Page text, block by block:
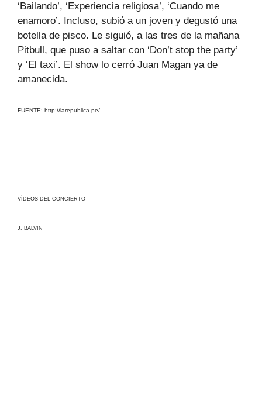
‘Bailando’, ‘Experiencia religiosa’, ‘Cuando me
enamoro’. Incluso, subió a un joven y degustó una
botella de pisco. Le siguió, a las tres de la mañana
Pitbull, que puso a saltar con ‘Don’t stop the party’
y ‘El taxi’. El show lo cerró Juan Magan ya de
amanecida.
FUENTE: http://larepublica.pe/
VÍDEOS DEL CONCIERTO
J. BALVIN